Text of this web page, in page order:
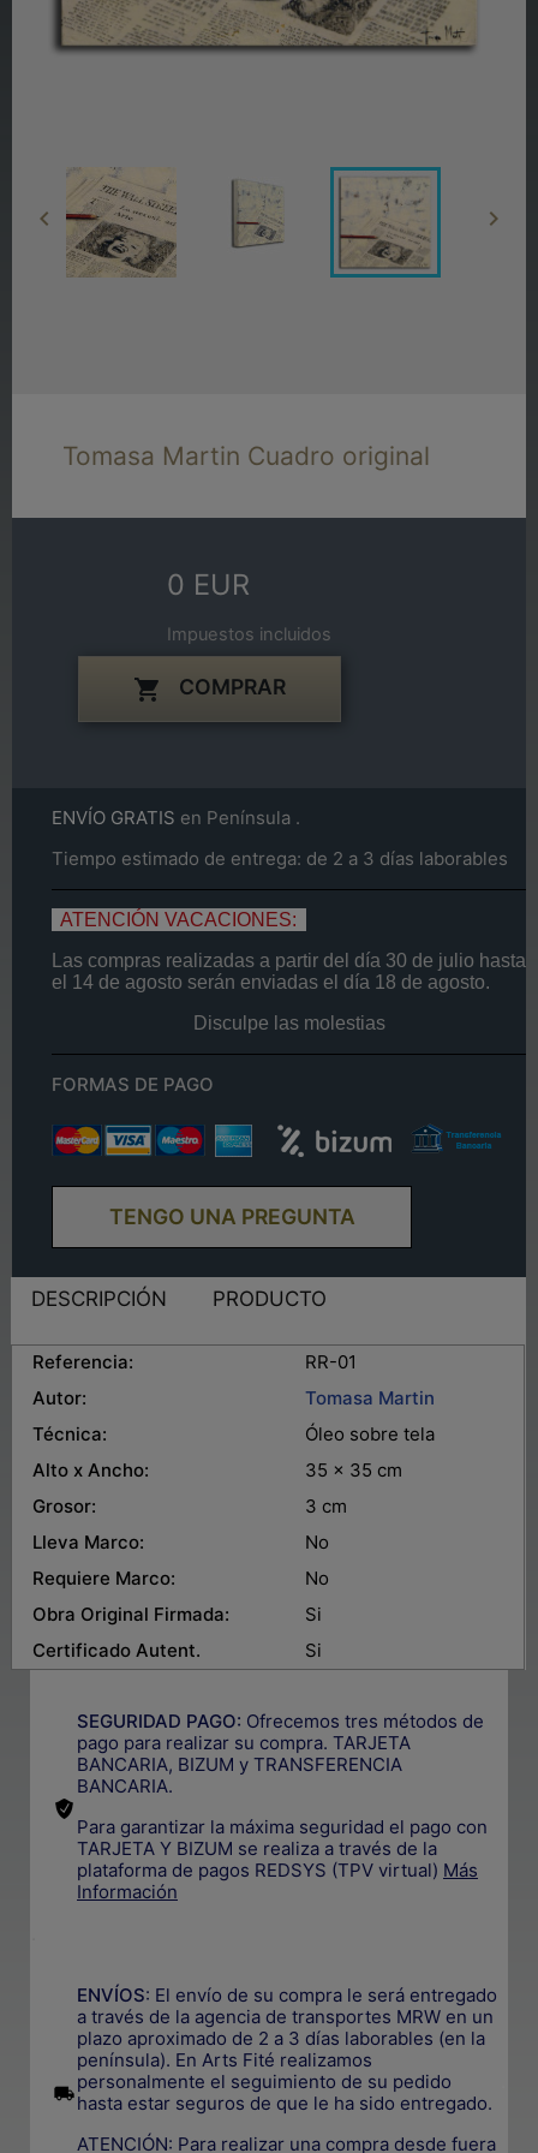
 
Tomasa Martin Cuadro original
0 EUR
Impuestos incluidos
 COMPRAR
ENVÍO GRATIS en Península .
Tiempo estimado de entrega: de 2 a 3 días laborables
ATENCIÓN VACACIONES:
Las compras realizadas a partir del día 30 de julio hasta
el 14 de agosto serán enviadas el día 18 de agosto.
Disculpe las molestias
FORMAS DE PAGO
TENGO UNA PREGUNTA
DESCRIPCIÓN PRODUCTO
Referencia:
RR-01
Autor:
Tomasa Martin
Técnica:
Óleo sobre tela
Alto x Ancho:
35 x 35 cm
Grosor:
3 cm
Lleva Marco:
No
Requiere Marco:
No
Obra Original Firmada:
Si
Certificado Autent.
Si
SEGURIDAD PAGO: Ofrecemos tres métodos de
pago para realizar su compra. TARJETA
BANCARIA, BIZUM y TRANSFERENCIA
BANCARIA.
Para garantizar la máxima seguridad el pago con
TARJETA Y BIZUM se realiza a través de la
plataforma de pagos REDSYS (TPV virtual) Más
Información
ENVÍOS: El envío de su compra le será entregado
a través de la agencia de transportes MRW en un
plazo aproximado de 2 a 3 días laborables (en la
península). En Arts Fité realizamos
personalmente el seguimiento de su pedido
hasta estar seguros de que le ha sido entregado.
ATENCIÓN: Para realizar una compra desde fuera